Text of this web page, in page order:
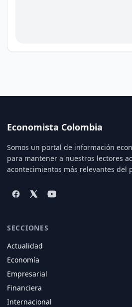
Economista Colombia
Somos un portal de información
para mantener a nuestros lectores
acontecimientos más relevantes del
SECCIONES
Actualidad
Economía
Empresarial
Financiera
Internacional